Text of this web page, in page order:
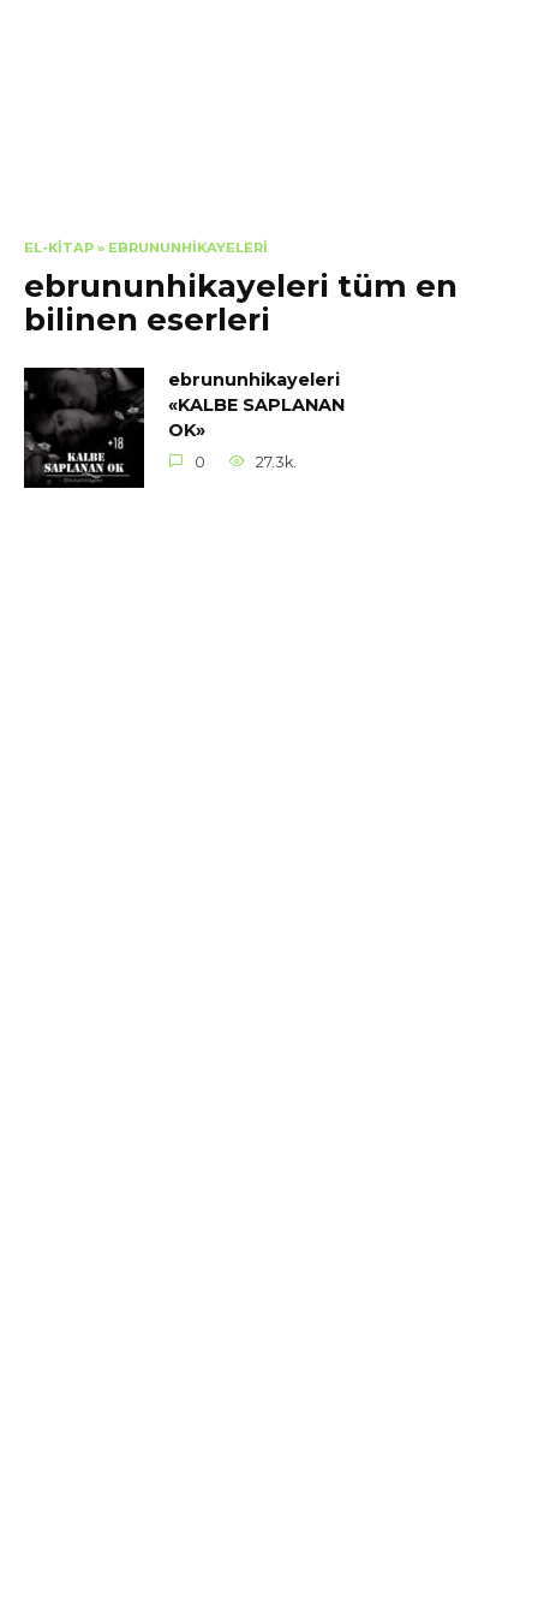
EL-KITAP » EBRUNUNHIKAYELERI
ebrununhikayeleri tüm en
bilinen eserleri
ebrununhikayeleri
«KALBE SAPLANAN
OK»
0 27.3k.